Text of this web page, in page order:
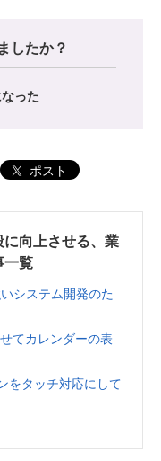
したか？
った
ポスト
向上させる、業
一覧
システム開発のた
てカレンダーの表
をタッチ対応にして